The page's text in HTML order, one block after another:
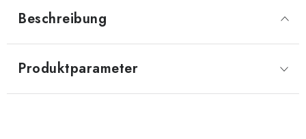
Beschreibung
Produktparameter